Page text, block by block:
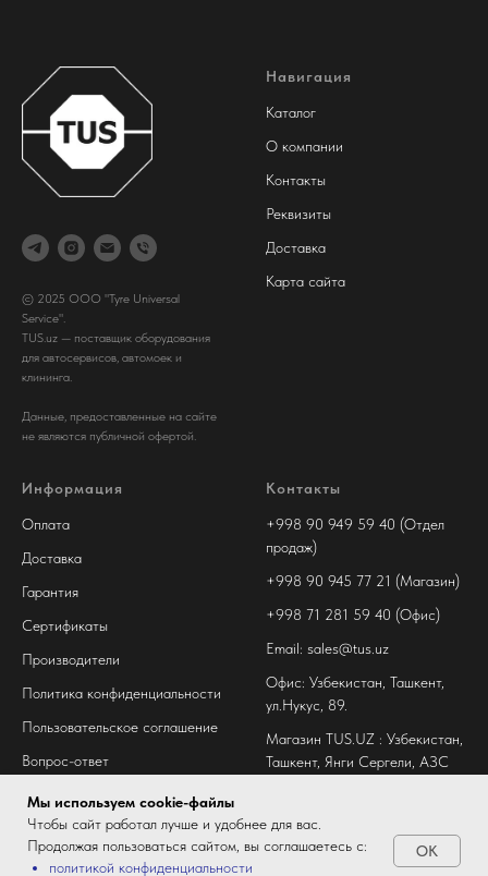
Мы используем cookie-файлы
Чтобы сайт работал лучше и удобнее для вас.
Продолжая пользоваться сайтом, вы соглашаетесь с:
политикой конфиденциальности
OK
© 2025 ООО "Tyre Universal
Service".
TUS.uz — поставщик оборудования
для автосервисов, автомоек и
клининга.
Данные, предоставленные на сайте
не являются публичной офертой.
Навигация
Каталог
О компании
Контакты
Реквизиты
Доставка
Карта сайта
Информация
Оплата
Доставка
Гарантия
Сертификаты
Производители
Политика конфиденциальности
Пользовательское соглашение
Вопрос-ответ
Контакты
+998 90 949 59 40 (Отдел
продаж)
+998 90 945 77 21 (Магазин)
+998 71 281 59 40 (Офис)
Email: sales@tus.uz
Офис: Узбекистан, Ташкент,
ул.Нукус, 89.
Магазин TUS.UZ : Узбекистан,
Ташкент, Янги Сергели, АЗС